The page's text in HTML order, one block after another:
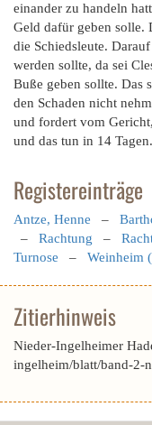
einander zu handeln
Geld dafür geben solle.
die Schiedsleute.
werden sollte, da sei
Buße geben sollte. Das
den Schaden nicht
und fordert vom
und das tun in 14
Registereinträge
Antze, Henne –
– Rachtung –
Turnose – Weinheim
Zitierhinweis
Nieder-Ingelheimer
ingelheim/blatt/band-2-